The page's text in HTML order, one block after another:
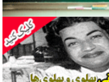
تا دیکنز
خواهرم فرمانده جهادی و